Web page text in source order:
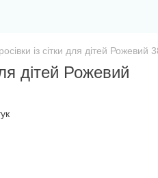
із сітки для дітей Рожевий
дітей Рожевий